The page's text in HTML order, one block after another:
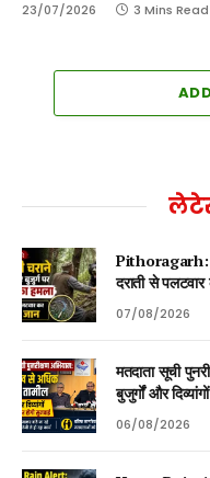
23/07/2026 3 Mins Read
Pithoragarh:
दराती से
07/08/2026
मतदाता सूची
बुजुर्गों और
06/08/2026